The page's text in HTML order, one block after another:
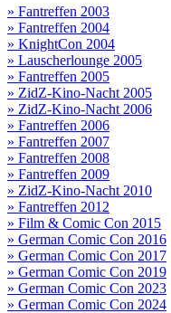
» Fantreffen 2003
» Fantreffen 2004
» KnightCon 2004
» Lauscherlounge 2005
» Fantreffen 2005
» ZidZ-Kino-Nacht 2005
» ZidZ-Kino-Nacht 2006
» Fantreffen 2006
» Fantreffen 2007
» Fantreffen 2008
» Fantreffen 2009
» ZidZ-Kino-Nacht 2010
» Fantreffen 2012
» Film & Comic Con 2015
» German Comic Con 2016
» German Comic Con 2017
» German Comic Con 2019
» German Comic Con 2023
» German Comic Con 2024